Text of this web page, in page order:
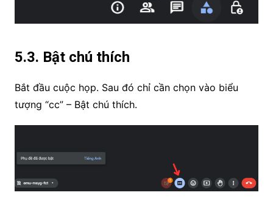
5.3. Bật chú thích
Bắt đầu cuộc họp. Sau đó chỉ cần chọn vào biểu
tượng “cc” – Bật chú thích.